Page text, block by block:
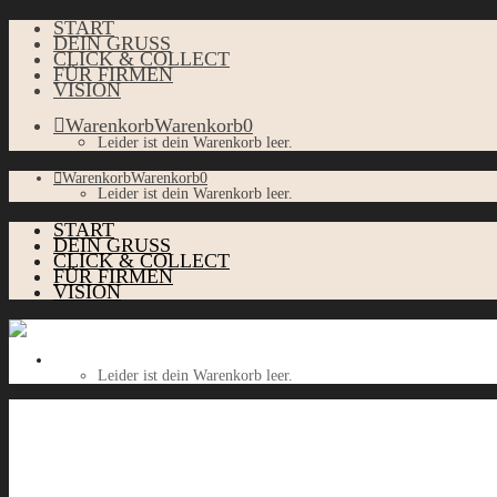
START
DEIN GRUSS
CLICK & COLLECT
FÜR FIRMEN
VISION
WarenkorbWarenkorb0
Leider ist dein Warenkorb leer.
WarenkorbWarenkorb0
Leider ist dein Warenkorb leer.
START
DEIN GRUSS
CLICK & COLLECT
FÜR FIRMEN
VISION
Leider ist dein Warenkorb leer.